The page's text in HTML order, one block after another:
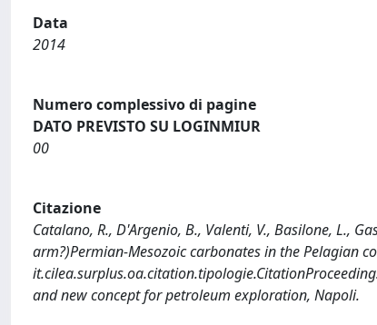
Data
2014
Numero complessivo di pagine
DATO PREVISTO SU LOGINMIUR
00
Citazione
Catalano, R., D'Argenio, B., Valenti, V., Basilone, L.,
arm?)Permian-Mesozoic carbonates in the Pelagian
and new concept for petroleum exploration, Napoli.